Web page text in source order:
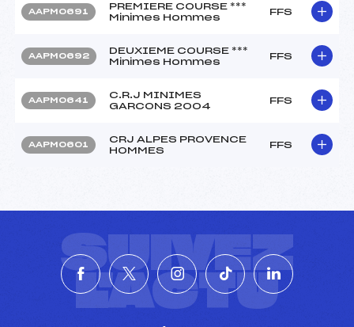
AAPM0691
PREMIERE COURSE ***
Minimes Hommes
FFS
AAPM0692
DEUXIEME COURSE ***
Minimes Hommes
FFS
AAPM0641
C.R.J MINIMES
GARCONS 2004
FFS
AAPM0601
CRJ ALPES PROVENCE
HOMMES
FFS
SUIVEZ
L'ACTU